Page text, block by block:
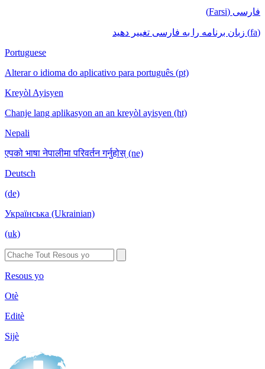
فارسی (Farsi)
(fa) زبان برنامه را به فارسی تغییر دهید
Portuguese
Alterar o idioma do aplicativo para português (pt)
Kreyòl Ayisyen
Chanje lang aplikasyon an an kreyòl ayisyen (ht)
Nepali
एपको भाषा नेपालीमा परिवर्तन गर्नुहोस् (ne)
Deutsch
(de)
Українська (Ukrainian)
(uk)
Resous yo
Otè
Editè
Sijè